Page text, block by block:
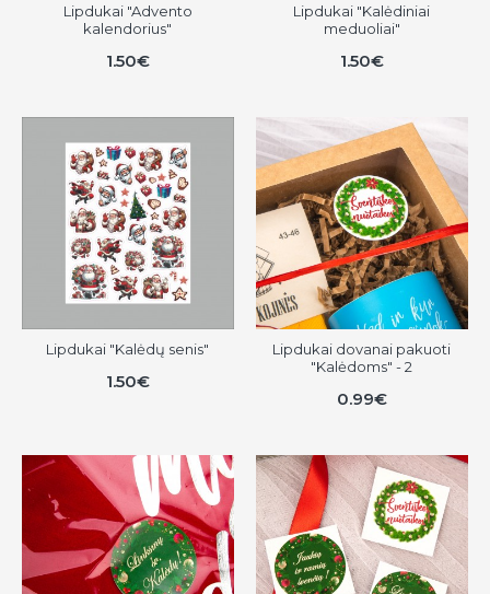
Lipdukai "Advento
kalendorius"
1.50€
Lipdukai "Kalėdiniai
meduoliai"
1.50€
Lipdukai "Kalėdų senis"
1.50€
Lipdukai dovanai pakuoti
"Kalėdoms" - 2
0.99€